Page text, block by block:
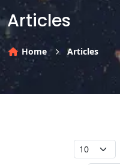
Articles
Home Articles